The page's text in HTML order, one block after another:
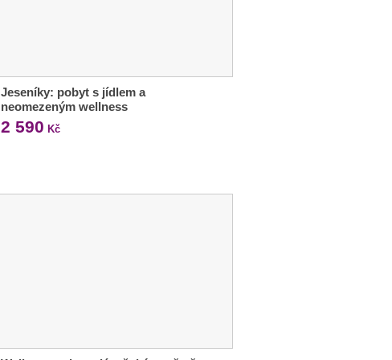
Jeseníky: pobyt s jídlem a
neomezeným wellness
2 590 Kč